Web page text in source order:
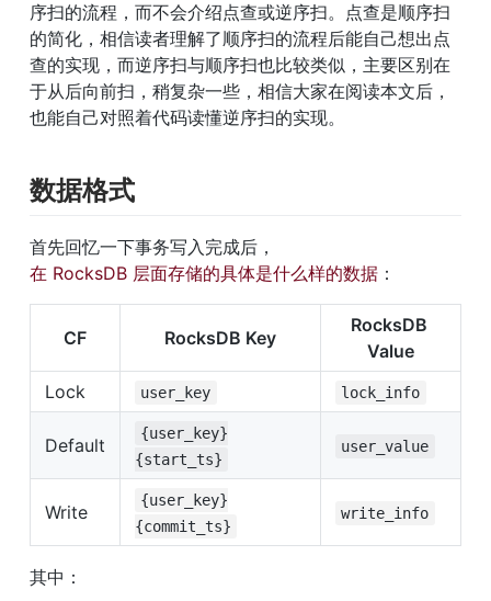
序扫的流程，而不会介绍点查或逆序扫。点查是顺序扫
的简化，相信读者理解了顺序扫的流程后能自己想出点
查的实现，而逆序扫与顺序扫也比较类似，主要区别在
于从后向前扫，稍复杂一些，相信大家在阅读本文后，
也能自己对照着代码读懂逆序扫的实现。
数据格式
首先回忆一下事务写入完成后，
在 RocksDB 层面存储的具体是什么样的数据 ：
CF RocksDB Key
RocksDB
Value
Lock
user_key lock_info
Default
{user_key}
{start_ts}
user_value
Write
{user_key}
{commit_ts}
write_info
其中：